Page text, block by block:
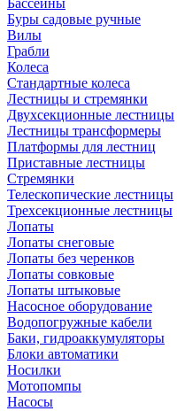
Бассейны
Буры садовые ручные
Вилы
Грабли
Колеса
Стандартные колеса
Лестницы и стремянки
Двухсекционные лестницы
Лестницы трансформеры
Платформы для лестниц
Приставные лестницы
Стремянки
Телескопические лестницы
Трехсекционные лестницы
Лопаты
Лопаты снеговые
Лопаты без черенков
Лопаты совковые
Лопаты штыковые
Насосное оборудование
Водопогружные кабели
Баки, гидроаккумуляторы
Блоки автоматики
Носилки
Мотопомпы
Насосы